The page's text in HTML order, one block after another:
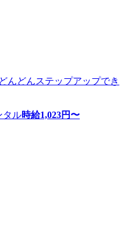
んどんステップアップでき
タル時給1,023円〜